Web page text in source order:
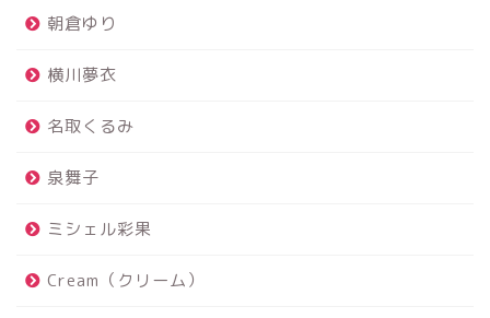
朝倉ゆり
横川夢衣
名取くるみ
泉舞子
ミシェル彩果
Cream（クリーム）